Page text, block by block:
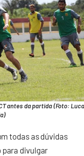
antes da partida (Foto:
todas as dúvidas
para divulgar